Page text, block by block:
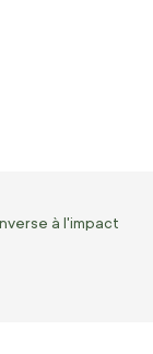
à l'impact